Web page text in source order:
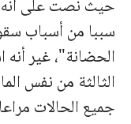
حيث نصت على أنه
سببا من أسباب
الحضانة"، غير أنه
الثالثة من نفس
جميع الحالات